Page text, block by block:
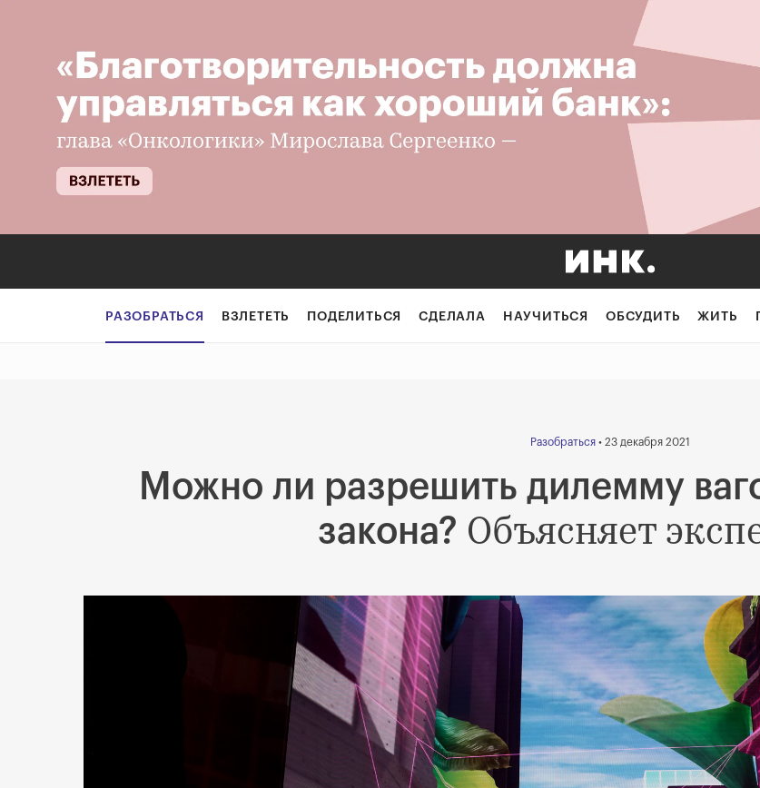
Можно ли разрешить
РАЗОБРАТЬСЯ ВЗЛЕТЕТЬ ПОДЕЛИТЬСЯ СДЕЛАЛА НАУЧИТЬСЯ ОБСУДИТЬ ЖИТЬ
Разобраться • 23 декабря 2021
Можно ли разрешить дилемму
закона? Объясняет